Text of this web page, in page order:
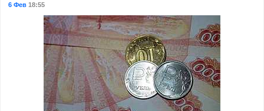
6 Фев18:55